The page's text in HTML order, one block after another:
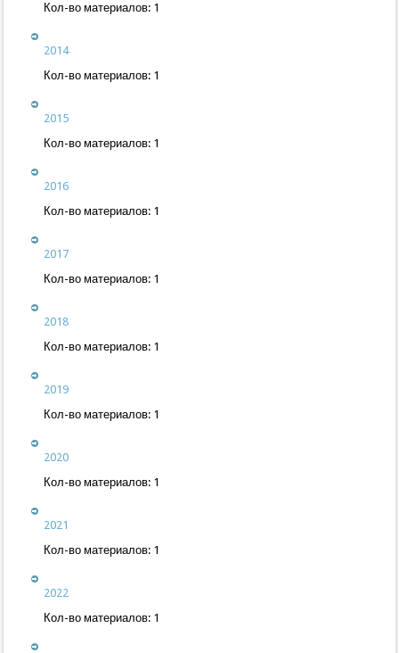
Кол-во материалов: 1
2014
Кол-во материалов: 1
2015
Кол-во материалов: 1
2016
Кол-во материалов: 1
2017
Кол-во материалов: 1
2018
Кол-во материалов: 1
2019
Кол-во материалов: 1
2020
Кол-во материалов: 1
2021
Кол-во материалов: 1
2022
Кол-во материалов: 1